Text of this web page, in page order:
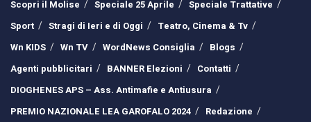
Scopri il Molise
Speciale 25 Aprile
Speciale Trattative
Sport
Stragi di Ieri e di Oggi
Teatro, Cinema & Tv
Wn KIDS
Wn TV WordNews Consiglia
Blogs
Agenti pubblicitari
BANNER Elezioni
Contatti
DIOGHENES APS – Ass. Antimafie e Antiusura
PREMIO NAZIONALE LEA GAROFALO 2024
Redazione